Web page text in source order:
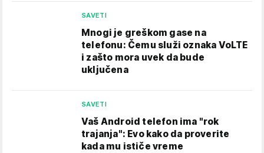
SAVETI
Mnogi je greškom gase na
telefonu: Čemu služi oznaka VoLTE
i zašto mora uvek da bude
uključena
SAVETI
Vaš Android telefon ima "rok
trajanja": Evo kako da proverite
kada mu ističe vreme